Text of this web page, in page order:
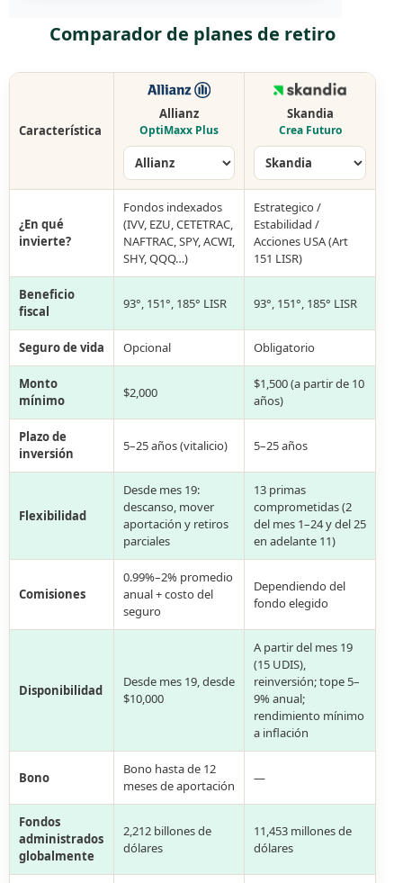
Comparador de planes de retiro
Característica
Allianz
OptiMaxx Plus
Skandia
Crea Futuro
¿En qué
invierte?
Fondos indexados
(IVV, EZU, CETETRAC,
NAFTRAC, SPY, ACWI,
SHY, QQQ…)
Estrategico /
Estabilidad /
Acciones USA (Art
151 LISR)
Beneficio
fiscal
93°, 151°, 185° LISR 93°, 151°, 185° LISR
Seguro de vida Opcional Obligatorio
Monto
mínimo
$2,000
$1,500 (a partir de 10
años)
Plazo de
inversión
5–25 años (vitalicio) 5–25 años
Flexibilidad
Desde mes 19:
descanso, mover
aportación y retiros
parciales
13 primas
comprometidas (2
del mes 1–24 y del 25
en adelante 11)
Comisiones
0.99%–2% promedio
anual + costo del
seguro
Dependiendo del
fondo elegido
Disponibilidad
Desde mes 19, desde
$10,000
A partir del mes 19
(15 UDIS),
reinversión; tope 5–
9% anual;
rendimiento mínimo
a inflación
Bono
Bono hasta de 12
meses de aportación
—
Fondos
administrados
globalmente
2,212 billones de
dólares
11,453 millones de
dólares